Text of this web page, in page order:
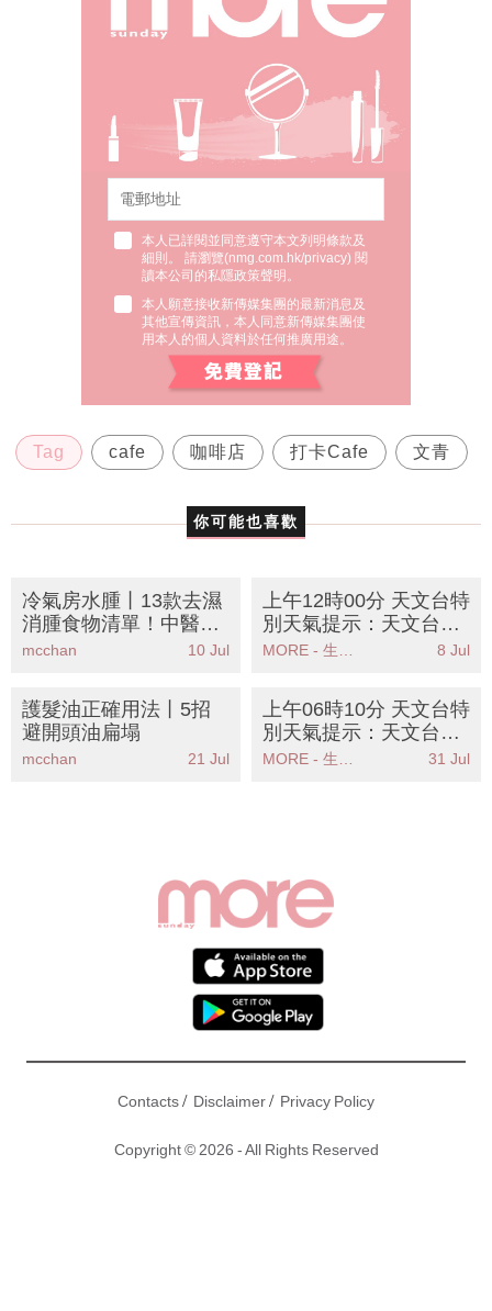
本人已詳閱並同意遵守本文列明條款及
細則。 請瀏覽(nmg.com.hk/privacy) 閱
讀本公司的私隱政策聲明。
本人願意接收新傳媒集團的最新消息及
其他宣傳資訊，本人同意新傳媒集團使
用本人的個人資料於任何推廣用途。
Tag cafe 咖啡店 打卡Cafe 文青
你可能也喜歡
冷氣房水腫丨13款去濕
消腫食物清單！中醫營
養師教3招KO水腫腳包
mcchan 10 Jul
上午12時00分 天文台特
別天氣提示：天文台預
測今日有大雨及雷暴市
8 Jul
護髮油正確用法丨5招
避開頭油扁塌
mcchan 21 Jul
上午06時10分 天文台特
別天氣提示：天文台發
出特別天氣提示強雷雨
MORE - 生活品味 31 Jul
Contacts/ Disclaimer/ Privacy Policy
Copyright © 2026 - All Rights Reserved